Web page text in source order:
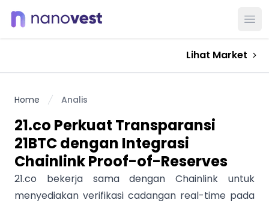
Lihat Market
Home Analis
21.co Perkuat Transparansi
21BTC dengan Integrasi
Chainlink Proof-of-Reserves
21.co bekerja sama dengan Chainlink untuk
menyediakan verifikasi cadangan real-time pada